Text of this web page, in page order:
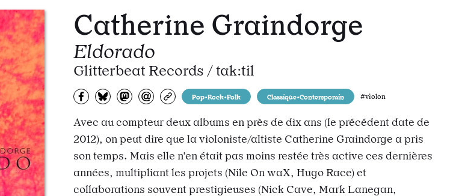
Catherine Graindorge
Eldorado
Glitterbeat Records / tak:til
Partagez sur Facebook
Partager sur Bluesky
Partager sur Mastodon
Partagez par e-mail
Copiez l’urlPop•Rock•Folk Classique•Contemporain #violon
Avec au compteur deux albums en près de dix ans (le précédent date de
2012), on peut dire que la violoniste/altiste Catherine Graindorge a pris
son temps. Mais elle n’en était pas moins restée très active ces dernières
années, multipliant les projets (Nile On waX, Hugo Race) et
collaborations souvent prestigieuses (Nick Cave, Mark Lanegan,